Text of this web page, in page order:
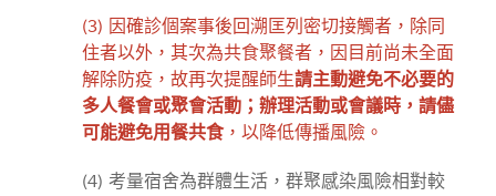
(3) 因確診個案事後回溯匡列密切接觸者，除同
住者以外，其次為共食聚餐者，因目前尚未全面
解除防疫，故再次提醒師生請主動避免不必要的
多人餐會或聚會活動；辦理活動或會議時，請儘
可能避免用餐共食，以降低傳播風險。
(4) 考量宿舍為群體生活，群聚感染風險相對較